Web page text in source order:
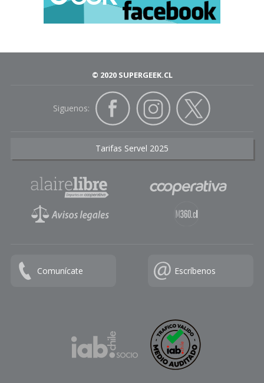
© 2020 SUPERGEEK.CL
Siguenos:
Tarifas Servel 2025
Comunícate Escríbenos